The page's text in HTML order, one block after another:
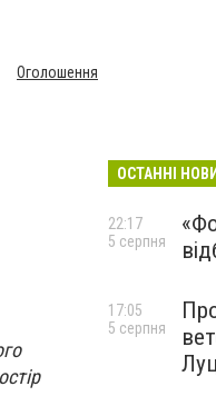
Оголошення
ОСТАННІ
22:17
5 серпня
17:05
5 серпня